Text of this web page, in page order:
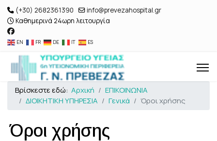
(+30) 2682361390
info@prevezahospital.gr
Καθημερινά 24ωρη λειτουργία
EN FR DE IT ES
Βρίσκεστε εδώ: Αρχική
ΕΠΙΚΟΙΝΩΝΙΑ
ΔΙΟΙΚΗΤΙΚΗ ΥΠΗΡΕΣΙΑ
Γενικά Όροι χρήσης
Όροι χρήσης